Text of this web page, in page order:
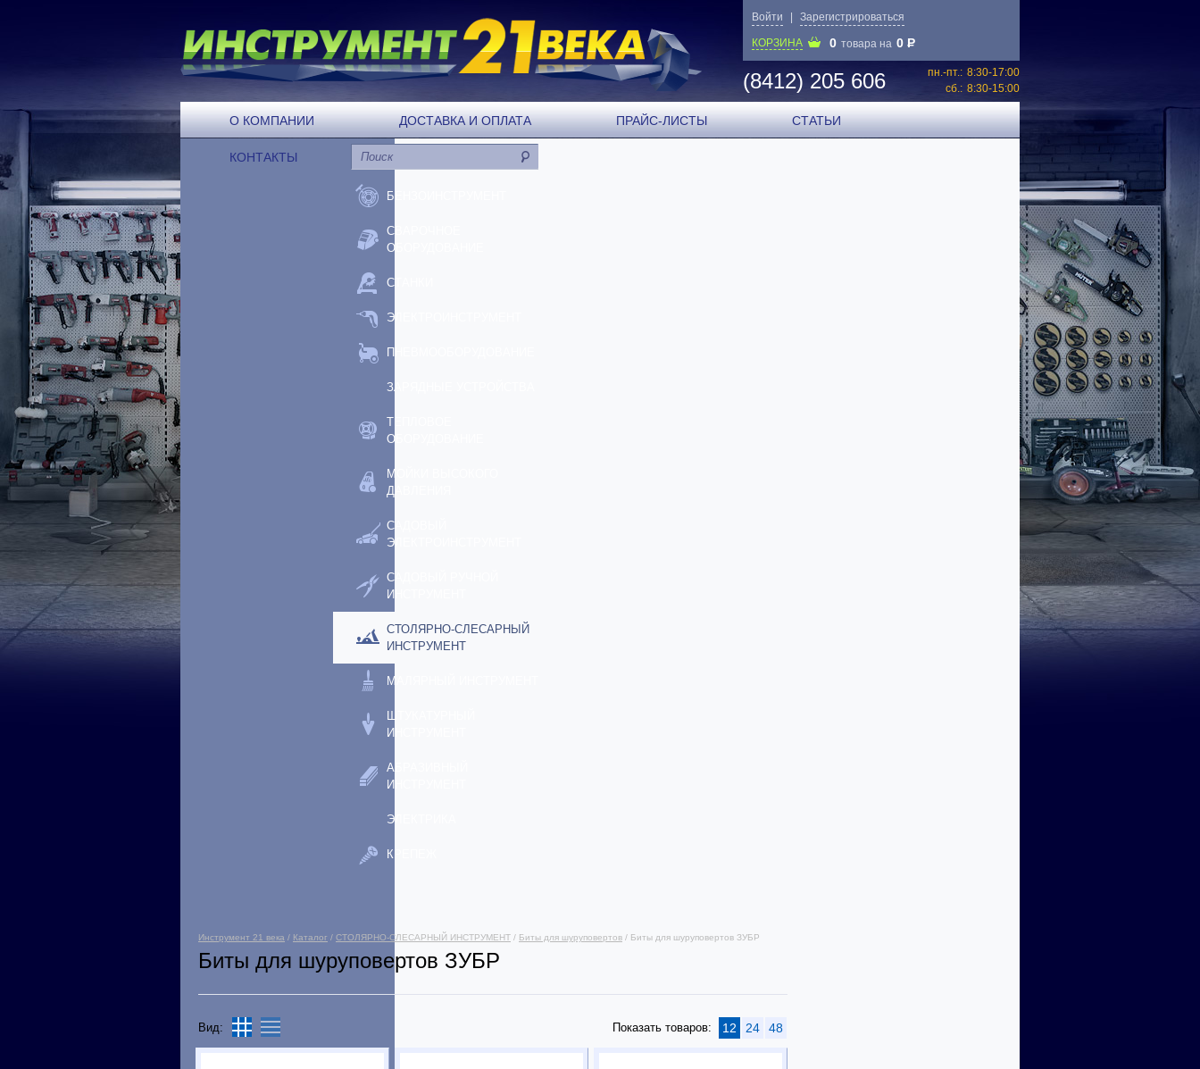
Войти Зарегистрироваться
КОРЗИНА 0 товара на 0 P
(8412) 205 606 пн.-пт.: 8:30-17:00
сб.: 8:30-15:00
О КОМПАНИИ ДОСТАВКА И ОПЛАТА ПРАЙС-ЛИСТЫ СТАТЬИ
КОНТАКТЫ
БЕНЗОИНСТРУМЕНТ
СВАРОЧНОЕ
ОБОРУДОВАНИЕ
СТАНКИ
ЭЛЕКТРОИНСТРУМЕНТ
ПНЕВМООБОРУДОВАНИЕ
ЗАРЯДНЫЕ УСТРОЙСТВА
ТЕПЛОВОЕ
ОБОРУДОВАНИЕ
МОЙКИ ВЫСОКОГО
ДАВЛЕНИЯ
САДОВЫЙ
ЭЛЕКТРОИНСТРУМЕНТ
САДОВЫЙ РУЧНОЙ
ИНСТРУМЕНТ
СТОЛЯРНО-СЛЕСАРНЫЙ
ИНСТРУМЕНТ
МАЛЯРНЫЙ ИНСТРУМЕНТ
ШТУКАТУРНЫЙ
ИНСТРУМЕНТ
АБРАЗИВНЫЙ
ИНСТРУМЕНТ
ЭЛЕКТРИКА
КРЕПЕЖ
Инструмент 21 века / Каталог / СТОЛЯРНО-СЛЕСАРНЫЙ ИНСТРУМЕНТ / Биты для шуруповертов / Биты для шуруповертов ЗУБР
Биты для шуруповертов ЗУБР
Вид: Показать товаров: 12 24 48